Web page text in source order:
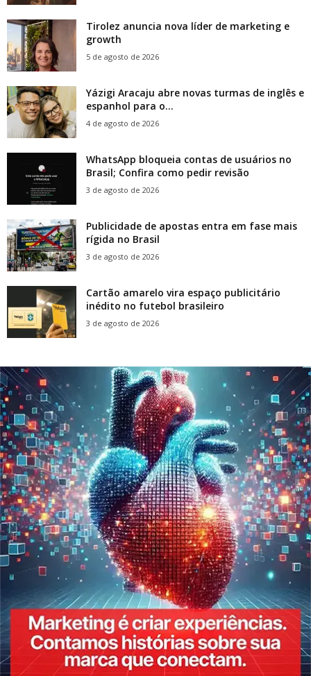
Tirolez anuncia nova líder de marketing e
growth
5 de agosto de 2026
Yázigi Aracaju abre novas turmas de inglês e
espanhol para o...
4 de agosto de 2026
WhatsApp bloqueia contas de usuários no
Brasil; Confira como pedir revisão
3 de agosto de 2026
Publicidade de apostas entra em fase mais
rígida no Brasil
3 de agosto de 2026
Cartão amarelo vira espaço publicitário
inédito no futebol brasileiro
3 de agosto de 2026